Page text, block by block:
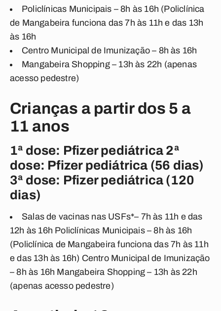
Policlínicas Municipais – 8h às 16h (Policlínica
de Mangabeira funciona das 7h às 11h e das 13h
às 16h
Centro Municipal de Imunização – 8h às 16h
Mangabeira Shopping – 13h às 22h (apenas
acesso pedestre)
Crianças a partir dos 5 a
11 anos
1ª dose: Pfizer pediátrica 2ª
dose: Pfizer pediátrica (56 dias)
3ª dose: Pfizer pediátrica (120
dias)
Salas de vacinas nas USFs*– 7h às 11h e das
12h às 16h Policlínicas Municipais – 8h às 16h
(Policlínica de Mangabeira funciona das 7h às 11h
e das 13h às 16h) Centro Municipal de Imunização
– 8h às 16h Mangabeira Shopping – 13h às 22h
(apenas acesso pedestre)